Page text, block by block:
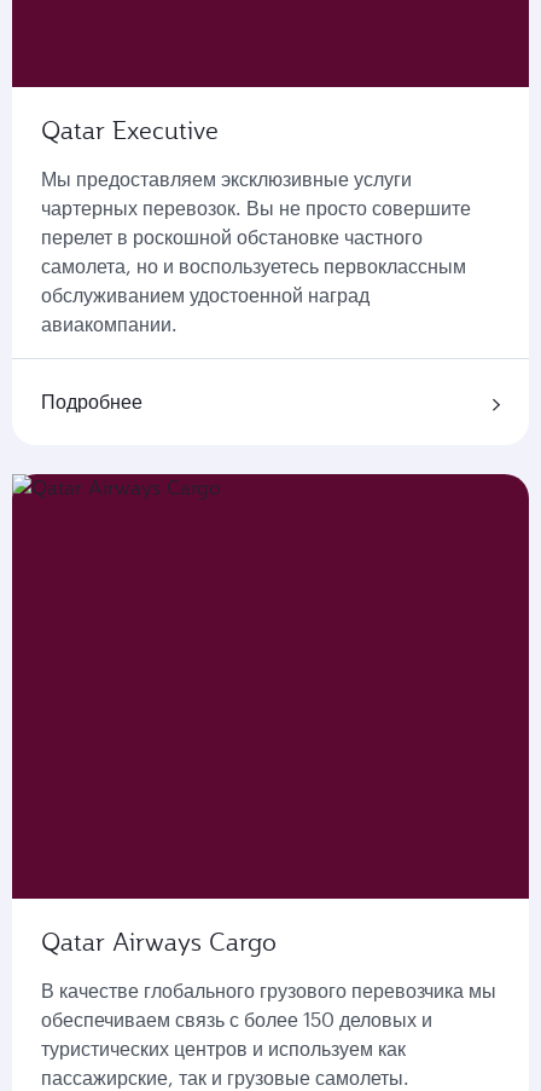
Qatar Executive
Мы предоставляем эксклюзивные услуги
чартерных перевозок. Вы не просто совершите
перелет в роскошной обстановке частного
самолета, но и воспользуетесь первоклассным
обслуживанием удостоенной наград
авиакомпании.
Подробнее
Qatar Airways Cargo
В качестве глобального грузового перевозчика мы
обеспечиваем связь с более 150 деловых и
туристических центров и используем как
пассажирские, так и грузовые самолеты.